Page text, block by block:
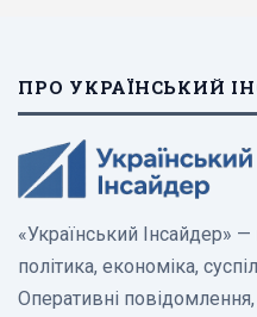
ПРО УКРАЇНСЬКИЙ
«Український Інсайдер»
політика, економіка,
Оперативні